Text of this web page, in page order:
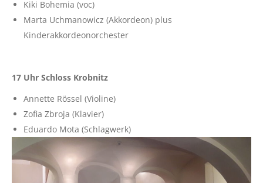
Kiki Bohemia (voc)
Marta Uchmanowicz (Akkordeon) plus
Kinderakkordeonorchester
17 Uhr Schloss Krobnitz
Annette Rössel (Violine)
Zofia Zbroja (Klavier)
Eduardo Mota (Schlagwerk)